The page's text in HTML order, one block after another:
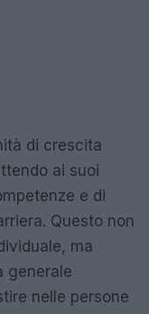
di crescita
ai suoi
e di
Questo non
ma
generale
nelle persone